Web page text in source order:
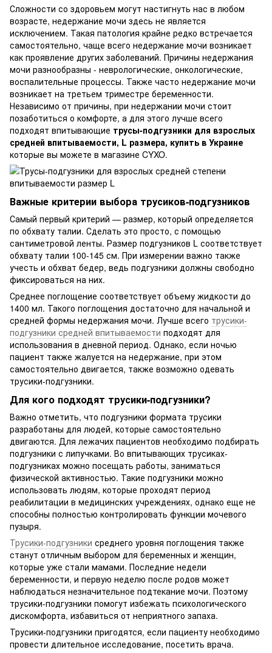
Сложности со здоровьем могут настигнуть нас в любом
возрасте, недержание мочи здесь не является
исключением. Такая патология крайне редко встречается
самостоятельно, чаще всего недержание мочи возникает
как проявление других заболеваний. Причины недержания
мочи разнообразны - неврологические, онкологические,
воспалительные процессы. Также часто недержание мочи
возникает на третьем триместре беременности.
Независимо от причины, при недержании мочи стоит
позаботиться о комфорте, а для этого лучше всего
подходят впитывающие трусы-подгузники для взрослых
средней впитываемости, L размера, купить в Украине
которые вы можете в магазине CYXO.
Важные критерии выбора трусиков-подгузников
Самый первый критерий — размер, который определяется
по обхвату талии. Сделать это просто, с помощью
сантиметровой ленты. Размер подгузников L соответствует
обхвату талии 100-145 см. При измерении важно также
учесть и обхват бедер, ведь подгузники должны свободно
фиксироваться на них.
Среднее поглощение соответствует объему жидкости до
1400 мл. Такого поглощения достаточно для начальной и
средней формы недержания мочи. Лучше всего трусики-
подгузники средней впитываемости подходят для
использования в дневной период. Однако, если ночью
пациент также жалуется на недержание, при этом
самостоятельно двигается, также возможно одевать
трусики-подгузники.
Для кого подходят трусики-подгузники?
Важно отметить, что подгузники формата трусики
разработаны для людей, которые самостоятельно
двигаются. Для лежачих пациентов необходимо подбирать
подгузники с липучками. Во впитывающих трусиках-
подгузниках можно посещать работы, заниматься
физической активностью. Такие подгузники можно
использовать людям, которые проходят период
реабилитации в медицинских учреждениях, однако еще не
способны полностью контролировать функции мочевого
пузыря.
Трусики-подгузники среднего уровня поглощения также
станут отличным выбором для беременных и женщин,
которые уже стали мамами. Последние недели
беременности, и первую неделю после родов может
наблюдаться незначительное подтекание мочи. Поэтому
трусики-подгузники помогут избежать психологического
дискомфорта, избавиться от неприятного запаха.
Трусики-подгузники пригодятся, если пациенту необходимо
провести длительное исследование, посетить врача.